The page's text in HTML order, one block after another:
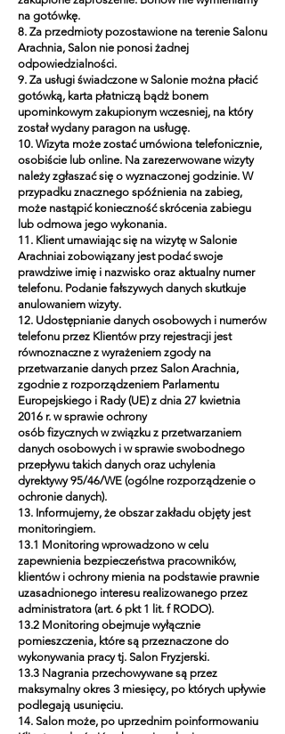
na gotówkę.
8. Za przedmioty pozostawione na terenie Salonu
Arachnia, Salon nie ponosi żadnej
odpowiedzialności.
9. Za usługi świadczone w Salonie można płacić
gotówką, karta płatniczą bądż bonem
upominkowym zakupionym wczesniej, na który
został wydany paragon na usługę.
10. Wizyta może zostać umówiona telefonicznie,
osobiście lub online. Na zarezerwowane wizyty
należy zgłaszać się o wyznaczonej godzinie. W
przypadku znacznego spóźnienia na zabieg,
może nastąpić konieczność skrócenia zabiegu
lub odmowa jego wykonania.
11. Klient umawiając się na wizytę w Salonie
Arachniai zobowiązany jest podać swoje
prawdziwe imię i nazwisko oraz aktualny numer
telefonu. Podanie fałszywych danych skutkuje
anulowaniem wizyty.
12. Udostępnianie danych osobowych i numerów
telefonu przez Klientów przy rejestracji jest
równoznaczne z wyrażeniem zgody na
przetwarzanie danych przez Salon Arachnia,
zgodnie z rozporządzeniem Parlamentu
Europejskiego i Rady (UE) z dnia 27 kwietnia
2016 r. w sprawie ochrony
osób fizycznych w związku z przetwarzaniem
danych osobowych i w sprawie swobodnego
przepływu takich danych oraz uchylenia
dyrektywy 95/46/WE (ogólne rozporządzenie o
ochronie danych).
13. Informujemy, że obszar zakładu objęty jest
monitoringiem.
13.1 Monitoring wprowadzono w celu
zapewnienia bezpieczeństwa pracowników,
klientów i ochrony mienia na podstawie prawnie
uzasadnionego interesu realizowanego przez
administratora (art. 6 pkt 1 lit. f RODO).
13.2 Monitoring obejmuje wyłącznie
pomieszczenia, które są przeznaczone do
wykonywania pracy tj. Salon Fryzjerski.
13.3 Nagrania przechowywane są przez
maksymalny okres 3 miesięcy, po których upływie
podlegają usunięciu.
14. Salon może, po uprzednim poinformowaniu